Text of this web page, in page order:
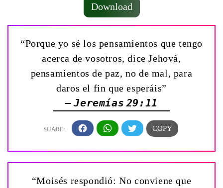
Download
“Porque yo sé los pensamientos que tengo
acerca de vosotros, dice Jehová,
pensamientos de paz, no de mal, para
daros el fin que esperáis”
— Jeremías 29:11
“Moisés respondió: No conviene que